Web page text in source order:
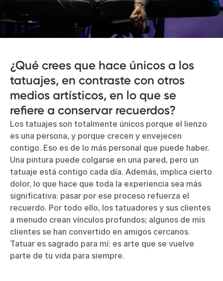
¿Qué crees que hace únicos a los
tatuajes, en contraste con otros
medios artísticos, en lo que se
refiere a conservar recuerdos?
Los tatuajes son totalmente únicos porque el lienzo
es una persona, y porque crecen y envejecen
contigo. Eso es de lo más personal que puede haber.
Una pintura puede colgarse en una pared, pero un
tatuaje está contigo cada día. Además, implica cierto
dolor, lo que hace que toda la experiencia sea más
significativa: pasar por ese proceso refuerza el
recuerdo. Por todo ello, los tatuadores y sus clientes
a menudo crean vínculos profundos; algunos de mis
clientes se han convertido en amigos cercanos.
Tatuar es sagrado para mí: es arte que se vuelve
parte de tu vida para siempre.